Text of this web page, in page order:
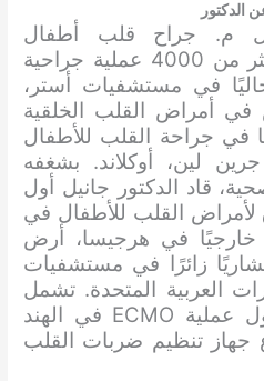
الدكتور
م. جراح قلب أطفال
استشاري أول، أجرى أكثر من 4000 عملية جراحية
في مستشفيات أستر،
في أمراض القلب الخلقية
في جراحة القلب للأطفال
لين، أوكلاند. بشغفه
قاد الدكتور جانيل أول
لأمراض القلب للأطفال في
خارجيًا في هرجيسا، أرض
زائرًا في مستشفيات
العربية المتحدة. تشمل
إنجازاته البارزة إجراء أول عملية ECMO في الهند
جهاز تنظيم ضربات القلب